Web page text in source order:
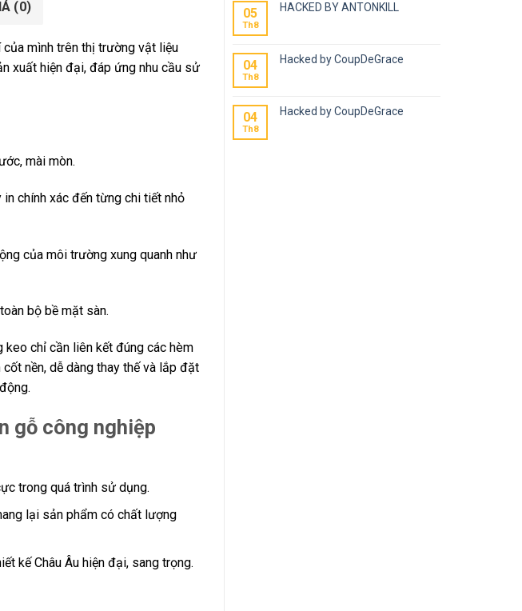
05
Th8
HACKED BY ANTONKILL
04
Th8
Hacked by CoupDeGrace
04
Th8
Hacked by CoupDeGrace
(0)
mình trên thị trường vật liệu
xuất hiện đại, đáp ứng nhu cầu sử
mài mòn.
chính xác đến từng chi tiết nhỏ
của môi trường xung quanh như
bộ bề mặt sàn.
chỉ cần liên kết đúng các hèm
nền, dễ dàng thay thế và lắp đặt
gỗ công nghiệp
trong quá trình sử dụng.
lại sản phẩm có chất lượng
kế Châu Âu hiện đại, sang trọng.